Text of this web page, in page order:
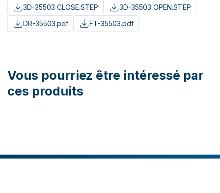
3D-35503 CLOSE.STEP
3D-35503 OPEN.STEP
DR-35503.pdf
FT-35503.pdf
Vous pourriez être intéressé par
ces produits